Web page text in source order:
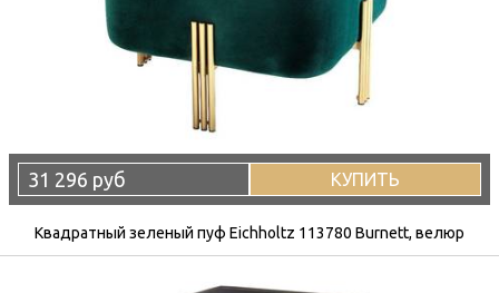
31 296 руб КУПИТЬ
Квадратный зеленый пуф Eichholtz 113780 Burnett, велюр